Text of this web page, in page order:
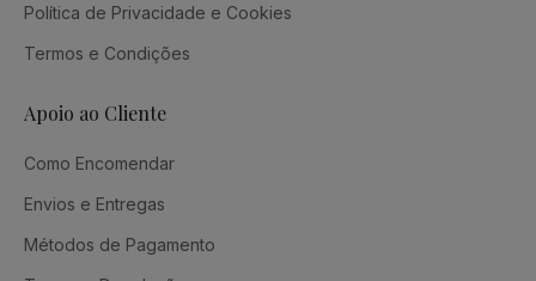
Política de Privacidade e Cookies
Termos e Condições
Apoio ao Cliente
Como Encomendar
Envios e Entregas
Métodos de Pagamento